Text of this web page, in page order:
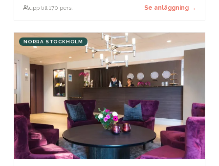
upp till 170 pers. Se anläggning →
NORRA STOCKHOLM